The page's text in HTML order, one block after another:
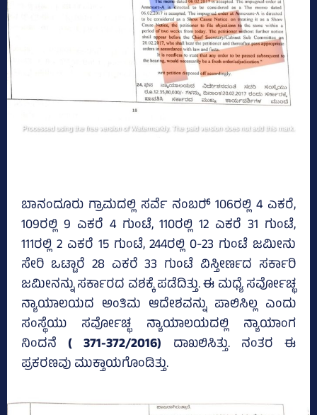
ಬಾನಂದೂರು ಗ್ರಾಮದಲ್ಲಿ ಸರ್ವೆ ನಂಬರ್‍‌ 106ರಲ್ಲಿ 4 ಎಕರೆ,
109ರಲ್ಲಿ 9 ಎಕರೆ 4 ಗುಂಟೆ, 110ರಲ್ಲಿ 12 ಎಕರೆ 31 ಗುಂಟೆ,
111ರಲ್ಲಿ 2 ಎಕರೆ 15 ಗುಂಟೆ, 244ರಲ್ಲಿ 0-23 ಗುಂಟೆ ಜಮೀನು
ಸೇರಿ ಒಟ್ಟಾರೆ 28 ಎಕರೆ 33 ಗುಂಟೆ ವಿಸ್ತೀರ್ಣದ ಸರ್ಕಾರಿ
ಜಮೀನನ್ನು ಸರ್ಕಾರದ ವಶಕ್ಕೆ ಪಡೆದಿತ್ತು. ಈ ಮಧ್ಯೆ ಸರ್ವೋಚ್ಛ
ನ್ಯಾಯಾಲಯದ ಅಂತಿಮ ಆದೇಶವನ್ನು ಪಾಲಿಸಿಲ್ಲ ಎಂದು
ಸಂಸ್ಥೆಯು ಸರ್ವೋಚ್ಛ ನ್ಯಾಯಾಲಯದಲ್ಲಿ ನ್ಯಾಯಾಂಗ
ನಿಂದನೆ ( 371-372/2016) ದಾಖಲಿಸಿತ್ತು. ನಂತರ ಈ
ಪ್ರಕರಣವು ಮುಕ್ತಾಯಗೊಂಡಿತ್ತು.